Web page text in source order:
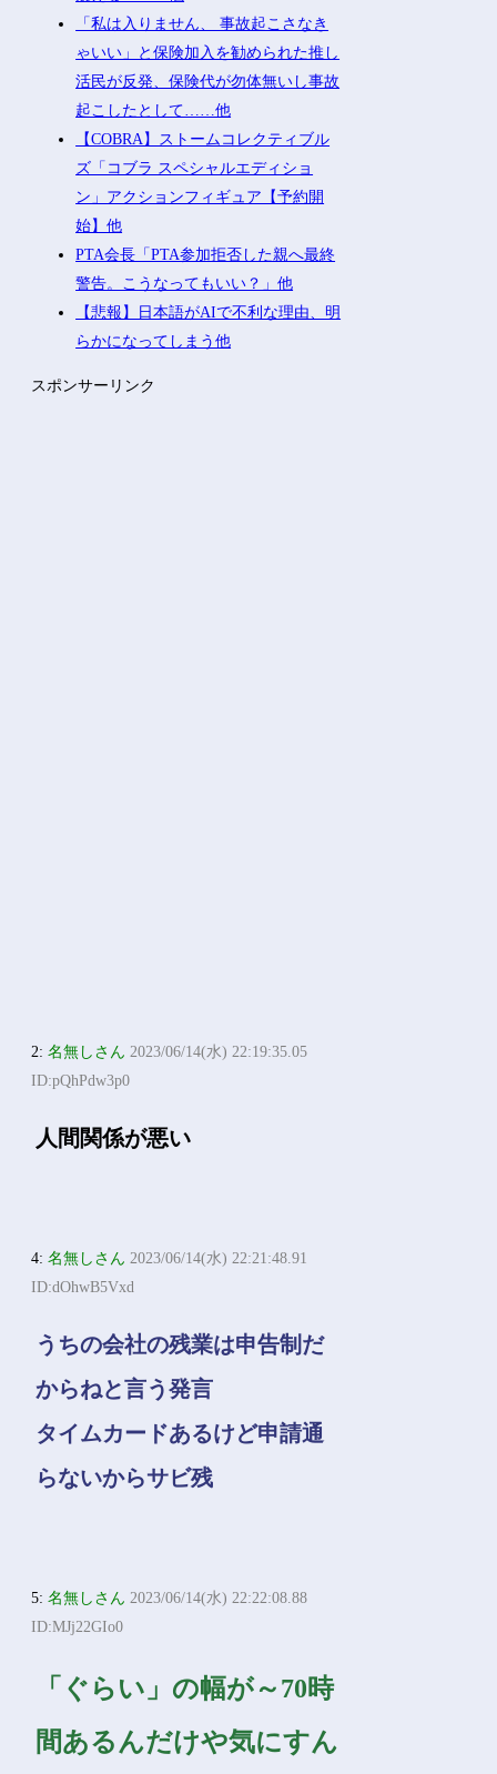
「私は入りません、 事故起こさなき
ゃいい」と保険加入を勧められた推し
活民が反発、保険代が勿体無いし事故
起こしたとして……他
【COBRA】ストームコレクティブル
ズ「コブラ スペシャルエディショ
ン」アクションフィギュア【予約開
始】他
PTA会長「PTA参加拒否した親へ最終
警告。こうなってもいい？」他
【悲報】日本語がAIで不利な理由、明
らかになってしまう他
スポンサーリンク
2:名無しさん 2023/06/14(水) 22:19:35.05
ID:pQhPdw3p0
人間関係が悪い
4:名無しさん 2023/06/14(水) 22:21:48.91
ID:dOhwB5Vxd
うちの会社の残業は申告制だ
からねと言う発言
タイムカードあるけど申請通
らないからサビ残
5:名無しさん 2023/06/14(水) 22:22:08.88
ID:MJj22GIo0
「ぐらい」の幅が～70時
間あるんだけや気にすん